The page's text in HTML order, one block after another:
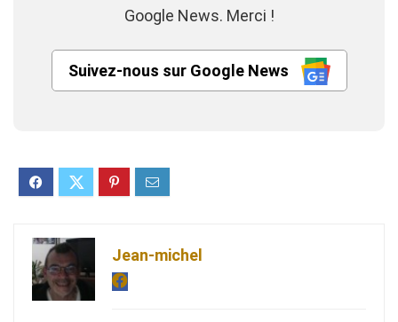
Google News. Merci !
Suivez-nous sur Google News
Jean-michel